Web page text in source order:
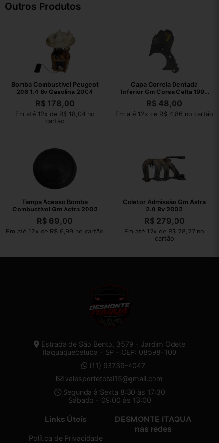
Outros Produtos
Bomba Combustível Peugeot
206 1.4 8v Gasolina 2004
R$178,00
Em até 12x de R$ 18,04 no
cartão
Capa Correia Dentada
Inferior Gm Corsa Celta 1995
2009
R$ 48,00
Em até 12x de R$ 4,86 no cartão
Tampa Acesso Bomba
Combustível Gm Astra 2002
R$ 69,00
Em até 12x de R$ 6,99 no cartão
Coletor Admissão Gm Astra
2.0 8v 2002
R$279,00
Em até 12x de R$ 28,27 no
cartão
Estrada de São Bento, 3579 - Jardim Odete
Itaquaquecetuba - SP - CEP: 08598-100
(11) 93739-4047
valesportetotal15@gmail.com
Segunda à Sexta 8:30 às 17:30
Sábado - 09:00 às 13:00
Links Úteis
Política de Privacidade
DESMONTE ITAQUA
nas redes